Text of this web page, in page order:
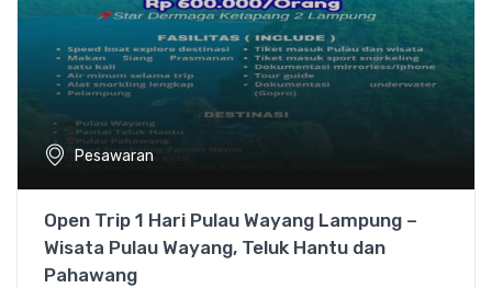
Pesawaran
Open Trip 1 Hari Pulau Wayang Lampung –
Wisata Pulau Wayang, Teluk Hantu dan
Pahawang